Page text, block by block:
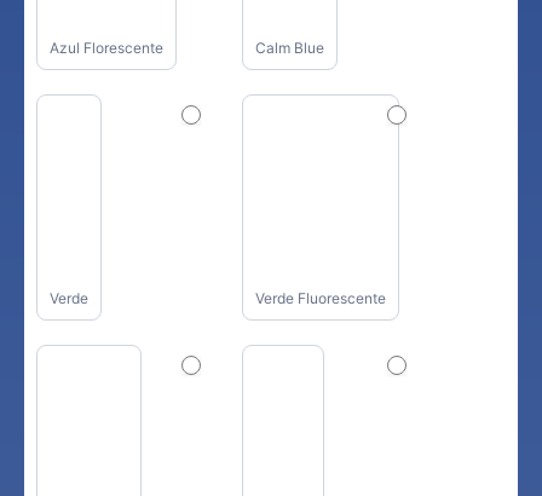
Azul Florescente Calm Blue
Verde Verde Fluorescente